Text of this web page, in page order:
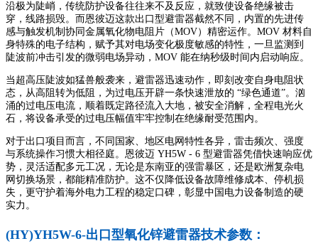
沿极为陡峭，传统防护设备往往来不及反应，就致使设备绝缘被击
穿，线路损毁。而恩彼迈这款出口型避雷器截然不同，内置的先进传
感与触发机制协同金属氧化物电阻片（MOV）精密运作。MOV 材料自
身特殊的电子结构，赋予其对电场变化极度敏感的特性，一旦监测到
陡波前冲击引发的微弱电场异动，MOV 能在纳秒级时间内启动响应。
当超高压陡波如猛兽般袭来，避雷器迅速动作，即刻改变自身电阻状
态，从高阻转为低阻，为过电压开辟一条快速泄放的 “绿色通道”。汹
涌的过电压电流，顺着既定路径流入大地，被安全消解，全程电光火
石，将设备承受的过电压幅值牢牢控制在绝缘耐受范围内。
对于出口项目而言，不同国家、地区电网特性各异，雷击频次、强度
与系统操作习惯大相径庭。恩彼迈 YH5W - 6 型避雷器凭借快速响应优
势，灵活适配多元工况，无论是东南亚的强雷暴区，还是欧洲复杂电
网切换场景，都能精准防护。这不仅降低设备故障维修成本、停机损
失，更守护着海外电力工程的稳定口碑，彰显中国电力设备制造的硬
实力。
(HY)YH5W-6-出口型氧化锌避雷器技术参数：